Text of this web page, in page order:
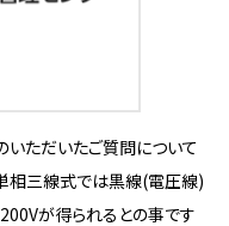
いただいたご質問について
単相三線式では黒線(電圧線)
が得られるとの事です